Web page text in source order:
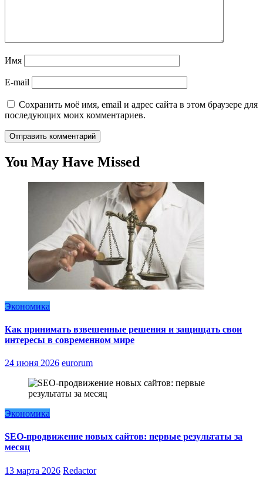
Имя
E-mail
Сохранить моё имя, email и адрес сайта в этом браузере для
последующих моих комментариев.
You May Have Missed
Экономика
Как принимать взвешенные решения и защищать свои
интересы в современном мире
24 июня 2026 eurorum
Экономика
SEO-продвижение новых сайтов: первые результаты за
месяц
13 марта 2026 Redactor